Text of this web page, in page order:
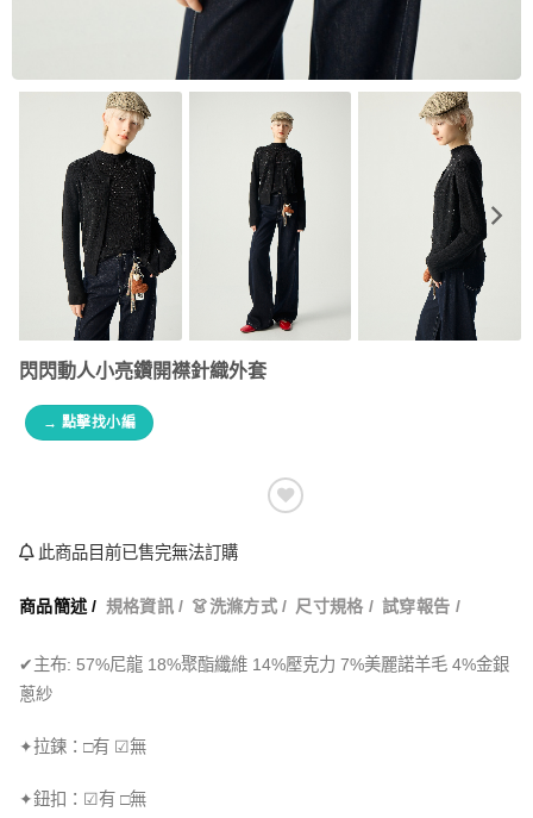
閃閃動人小亮鑽開襟針織外套
→ 點擊找小編
此商品目前已售完無法訂購
商品簡述 / 規格資訊 / 👗洗滌方式 / 尺寸規格 / 試穿報告 /
✔主布: 57%尼龍 18%聚酯纖維 14%壓克力 7%美麗諾羊毛 4%金銀
蔥紗
✦拉鍊：□有 ☑無
✦鈕扣：☑有 □無